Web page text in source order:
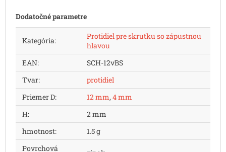
Dodatočné parametre
Kategória:
Protidiel pre skrutku so zápustnou
hlavou
EAN:
SCH-12vBS
Tvar:
protidiel
Priemer D: 12 mm,4 mm
H:
2 mm
hmotnost:
1.5 g
Povrchová